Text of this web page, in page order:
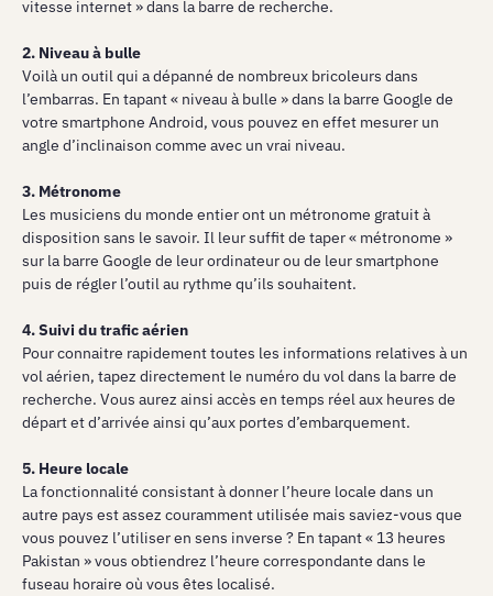
vitesse internet » dans la barre de recherche.
2. Niveau à bulle
Voilà un outil qui a dépanné de nombreux bricoleurs dans
l’embarras. En tapant « niveau à bulle » dans la barre Google de
votre smartphone Android, vous pouvez en effet mesurer un
angle d’inclinaison comme avec un vrai niveau.
3. Métronome
Les musiciens du monde entier ont un métronome gratuit à
disposition sans le savoir. Il leur suffit de taper « métronome »
sur la barre Google de leur ordinateur ou de leur smartphone
puis de régler l’outil au rythme qu’ils souhaitent.
4. Suivi du trafic aérien
Pour connaitre rapidement toutes les informations relatives à un
vol aérien, tapez directement le numéro du vol dans la barre de
recherche. Vous aurez ainsi accès en temps réel aux heures de
départ et d’arrivée ainsi qu’aux portes d’embarquement.
5. Heure locale
La fonctionnalité consistant à donner l’heure locale dans un
autre pays est assez couramment utilisée mais saviez-vous que
vous pouvez l’utiliser en sens inverse ? En tapant « 13 heures
Pakistan » vous obtiendrez l’heure correspondante dans le
fuseau horaire où vous êtes localisé.